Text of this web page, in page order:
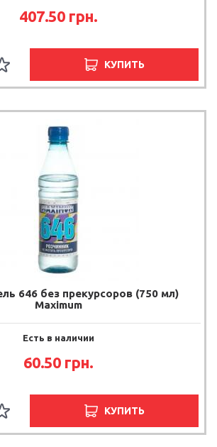
407.50 грн.
КУПИТЬ
646 без прекурсоров (750 мл)
Maximum
Есть в наличии
60.50 грн.
КУПИТЬ